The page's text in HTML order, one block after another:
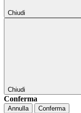
Chiudi
Chiudi
Conferma
Annulla Conferma